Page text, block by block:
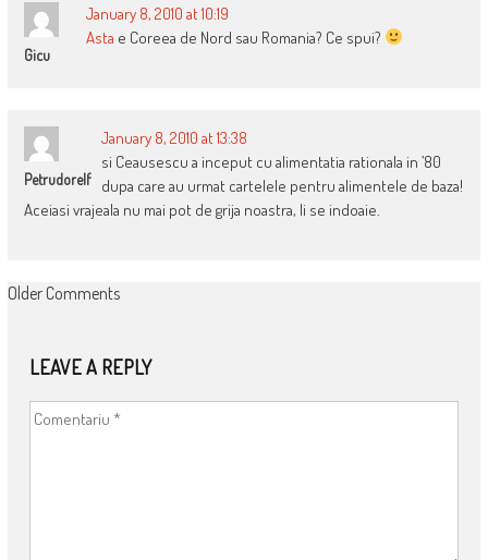
Gicu
January 8, 2010 at 10:19
Asta e Coreea de Nord sau Romania? Ce spui?
Petrudorelf
January 8, 2010 at 13:38
si Ceausescu a inceput cu alimentatia rationala in ’80
dupa care au urmat cartelele pentru alimentele de baza!
Aceiasi vrajeala nu mai pot de grija noastra, li se indoaie.
COMMENT
Older Comments
LEAVE A REPLY